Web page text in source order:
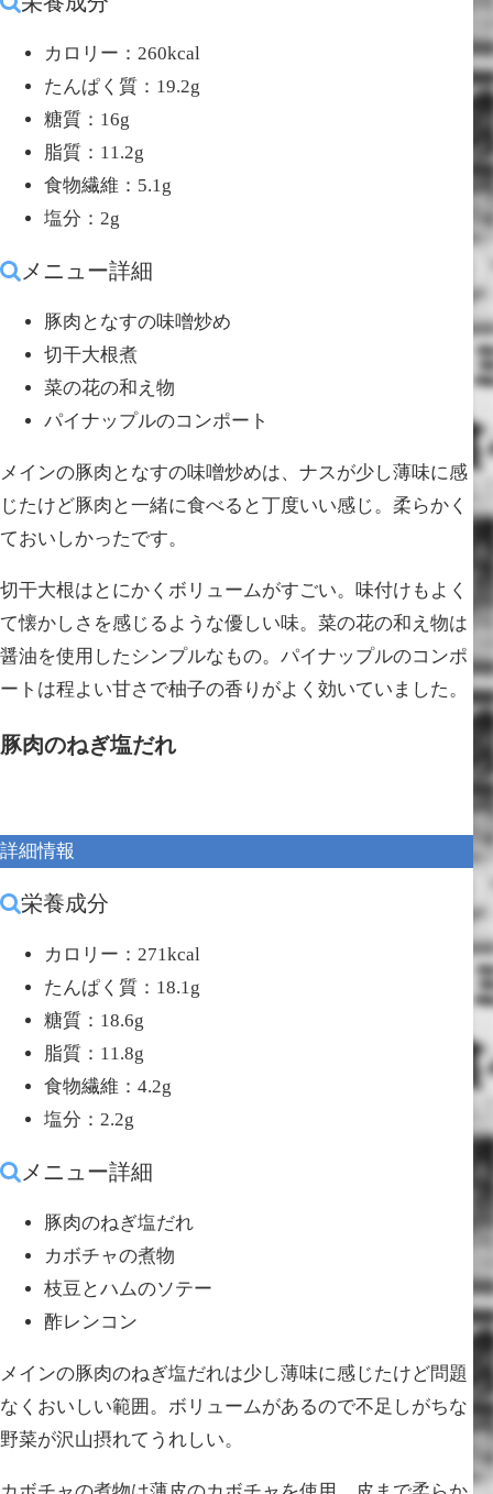
カロリー：260kcal
たんぱく質：19.2g
糖質：16g
脂質：11.2g
食物繊維：5.1g
塩分：2g
メニュー詳細
豚肉となすの味噌炒め
切干大根煮
菜の花の和え物
パイナップルのコンポート
メインの豚肉となすの味噌炒めは、ナスが少し薄味に感
じたけど豚肉と一緒に食べると丁度いい感じ。柔らかく
ておいしかったです。
切干大根はとにかくボリュームがすごい。味付けもよく
て懐かしさを感じるような優しい味。菜の花の和え物は
醤油を使用したシンプルなもの。パイナップルのコンポ
ートは程よい甘さで柚子の香りがよく効いていました。
豚肉のねぎ塩だれ
詳細情報
栄養成分
カロリー：271kcal
たんぱく質：18.1g
糖質：18.6g
脂質：11.8g
食物繊維：4.2g
塩分：2.2g
メニュー詳細
豚肉のねぎ塩だれ
カボチャの煮物
枝豆とハムのソテー
酢レンコン
メインの豚肉のねぎ塩だれは少し薄味に感じたけど問題
なくおいしい範囲。ボリュームがあるので不足しがちな
野菜が沢山摂れてうれしい。